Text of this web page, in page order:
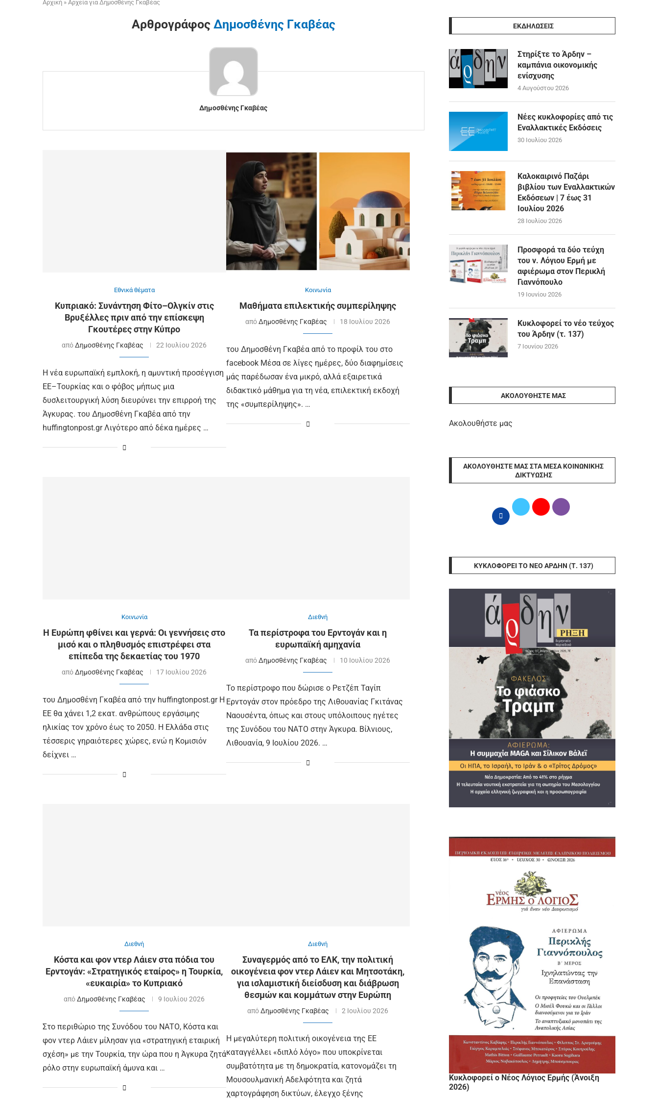
Αρχική » Αρχεία για Δημοσθένης Γκαβέας
Αρθρογράφος Δημοσθένης Γκαβέας
Δημοσθένης Γκαβέας
Εθνικά θέματα
Κυπριακό: Συνάντηση Φίτο–Ολγκίν στις
Βρυξέλλες πριν από την επίσκεψη
Γκουτέρες στην Κύπρο
απόΔημοσθένης Γκαβέας 22 Ιουλίου 2026
Η νέα ευρωπαϊκή εμπλοκή, η αμυντική προσέγγιση
ΕΕ–Τουρκίας και ο φόβος μήπως μια
δυσλειτουργική λύση διευρύνει την επιρροή της
Άγκυρας. του Δημοσθένη Γκαβέα από την
huffingtonpost.gr Λιγότερο από δέκα ημέρες …
Κοινωνία
Μαθήματα επιλεκτικής συμπερίληψης
απόΔημοσθένης Γκαβέας 18 Ιουλίου 2026
του Δημοσθένη Γκαβέα από το προφίλ του στο
facebook Μέσα σε λίγες ημέρες, δύο διαφημίσεις
μάς παρέδωσαν ένα μικρό, αλλά εξαιρετικά
διδακτικό μάθημα για τη νέα, επιλεκτική εκδοχή
της «συμπερίληψης». …
Κοινωνία
Η Ευρώπη φθίνει και γερνά: Οι γεννήσεις στο
μισό και ο πληθυσμός επιστρέφει στα
επίπεδα της δεκαετίας του 1970
απόΔημοσθένης Γκαβέας 17 Ιουλίου 2026
του Δημοσθένη Γκαβέα από την huffingtonpost.gr Η
ΕΕ θα χάνει 1,2 εκατ. ανθρώπους εργάσιμης
ηλικίας τον χρόνο έως το 2050. Η Ελλάδα στις
τέσσερις γηραιότερες χώρες, ενώ η Κομισιόν
δείχνει …
Διεθνή
Τα περίστροφα του Ερντογάν και η
ευρωπαϊκή αμηχανία
απόΔημοσθένης Γκαβέας 10 Ιουλίου 2026
Το περίστροφο που δώρισε ο Ρετζέπ Ταγίπ
Ερντογάν στον πρόεδρο της Λιθουανίας Γκιτάνας
Ναουσέντα, όπως και στους υπόλοιπους ηγέτες
της Συνόδου του ΝΑΤΟ στην Άγκυρα. Βίλνιους,
Λιθουανία, 9 Ιουλίου 2026. …
Διεθνή
Κόστα και φον ντερ Λάιεν στα πόδια του
Ερντογάν: «Στρατηγικός εταίρος» η Τουρκία,
«ευκαιρία» το Κυπριακό
απόΔημοσθένης Γκαβέας 9 Ιουλίου 2026
Στο περιθώριο της Συνόδου του ΝΑΤΟ, Κόστα και
φον ντερ Λάιεν μίλησαν για «στρατηγική εταιρική
σχέση» με την Τουρκία, την ώρα που η Άγκυρα ζητά
ρόλο στην ευρωπαϊκή άμυνα και …
Διεθνή
Συναγερμός από το ΕΛΚ, την πολιτική
οικογένεια φον ντερ Λάιεν και Μητσοτάκη,
για ισλαμιστική διείσδυση και διάβρωση
θεσμών και κομμάτων στην Ευρώπη
απόΔημοσθένης Γκαβέας 2 Ιουλίου 2026
Η μεγαλύτερη πολιτική οικογένεια της ΕΕ
καταγγέλλει «διπλό λόγο» που υποκρίνεται
συμβατότητα με τη δημοκρατία, κατονομάζει τη
Μουσουλμανική Αδελφότητα και ζητά
χαρτογράφηση δικτύων, έλεγχο ξένης
ΕΚΔΗΛΩΣΕΙΣ
Στηρίξτε το Άρδην –
καμπάνια οικονομικής
ενίσχυσης
4 Αυγούστου 2026
Νέες κυκλοφορίες από τις
Εναλλακτικές Εκδόσεις
30 Ιουλίου 2026
Καλοκαιρινό Παζάρι
βιβλίου των Εναλλακτικών
Εκδόσεων | 7 έως 31
Ιουλίου 2026
28 Ιουλίου 2026
Προσφορά τα δύο τεύχη
του ν. Λόγιου Ερμή με
αφιέρωμα στον Περικλή
Γιαννόπουλο
19 Ιουνίου 2026
Κυκλοφορεί το νέο τεύχος
του Άρδην (τ. 137)
7 Ιουνίου 2026
ΑΚΟΛΟΥΘΉΣΤΕ ΜΑΣ
Ακολουθήστε μας
ΑΚΟΛΟΥΘΉΣΤΕ ΜΑΣ ΣΤΑ ΜΈΣΑ ΚΟΙΝΩΝΙΚΉΣ
ΔΙΚΤΎΩΣΗΣ
ΚΥΚΛΟΦΟΡΕΊ ΤΟ ΝΈΟ ΆΡΔΗΝ (Τ. 137)
Κυκλοφορεί ο Νέος Λόγιος Ερμής (Άνοιξη
2026)